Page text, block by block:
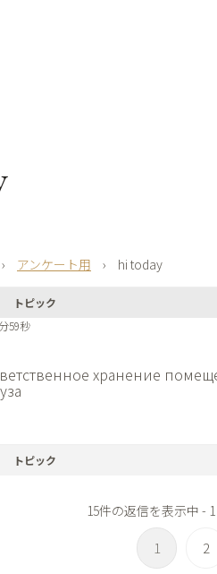
› アンケート用 › hi today
トピック
59秒
хранение
トピック
15件の返信を表示中 -
1 2